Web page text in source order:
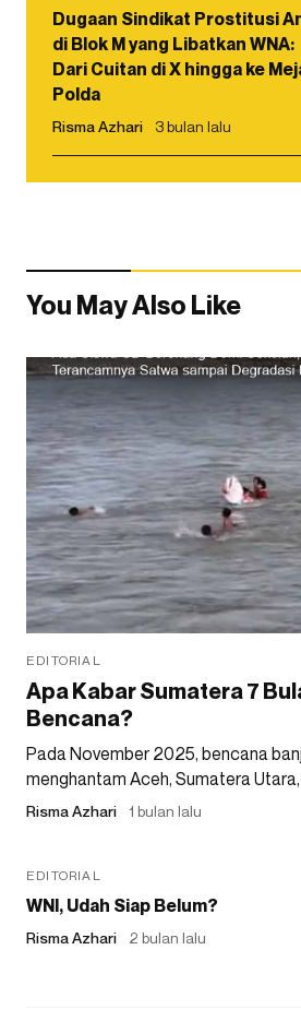
Dugaan Sindikat Prostitusi
di Blok M yang Libatkan WNA:
Dari Cuitan di X hingga ke
Polda
Risma Azhari 3 bulan lalu
You May Also Like
EDITORIAL
Apa Kabar Sumatera 7
Bencana?
Pada November 2025, bencana
menghantam Aceh, Sumatera
Risma Azhari 1 bulan lalu
EDITORIAL
WNI, Udah Siap Belum?
Risma Azhari 2 bulan lalu